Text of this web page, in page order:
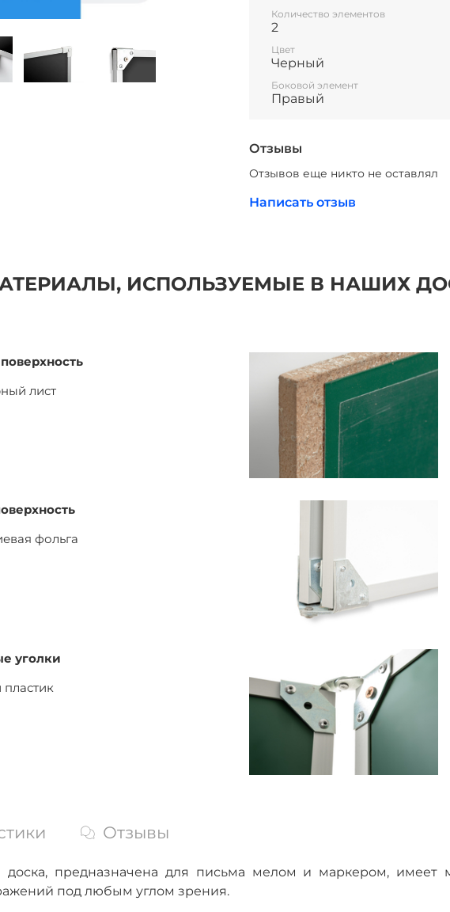
Количество элементов
2
Цвет
Черный
Боковой элемент
Правый
Отзывы
Отзывов еще никто не оставлял
Написать отзыв
ИСПОЛЬЗУЕМЫЕ В НАШИХ
лист
фольга
уголки
Отзывы
доска, предназначена для письма мелом и маркером, имеет
под любым углом зрения.